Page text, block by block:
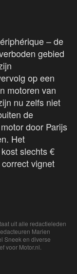
– de
gebied
op een
motoren van
nu zelfs niet
de
door Parijs
Het
kost slechts €
vignet
uit alle redactieleden
Marien
Sneek en diverse
voor Motor.nl.